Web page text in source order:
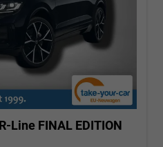
R-Line FINAL EDITION